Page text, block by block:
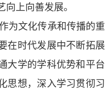
上向善发展。
为文化传承和传播的重
在时代发展中不断拓展
大学的学科优势和平台
思想，深入学习贯彻习